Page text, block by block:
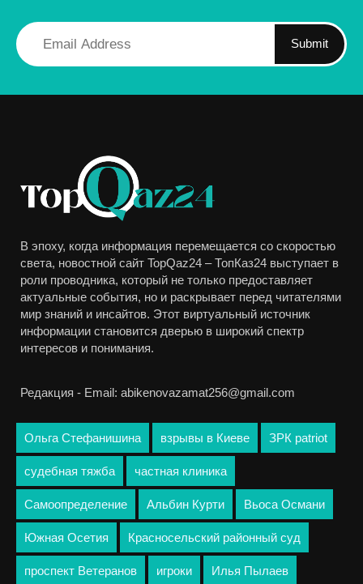
Submit
В эпоху, когда информация перемещается со скоростью
света, новостной сайт TopQaz24 – ТопКаз24 выступает в
роли проводника, который не только предоставляет
актуальные события, но и раскрывает перед читателями
мир знаний и инсайтов. Этот виртуальный источник
информации становится дверью в широкий спектр
интересов и понимания.
Редакция - Email: abikenovazamat256@gmail.com
Ольга Стефанишина взрывы в Киеве ЗРК patriot
судебная тяжба частная клиника
Самоопределение Альбин Курти Вьоса Османи
Южная Осетия Красносельский районный суд
проспект Ветеранов игроки Илья Пылаев